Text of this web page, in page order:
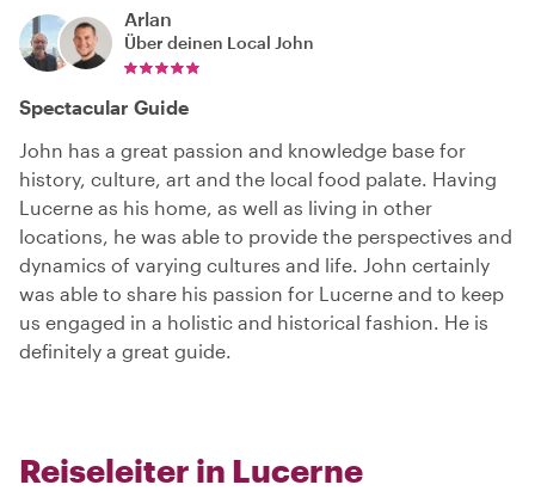
Arlan
Über deinen Local John
Spectacular Guide
John has a great passion and knowledge base for
history, culture, art and the local food palate. Having
Lucerne as his home, as well as living in other
locations, he was able to provide the perspectives and
dynamics of varying cultures and life. John certainly
was able to share his passion for Lucerne and to keep
us engaged in a holistic and historical fashion. He is
definitely a great guide.
Reiseleiter in Lucerne